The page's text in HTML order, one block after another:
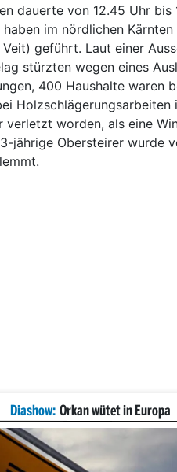
dauerte von 12.45 Uhr bis
im nördlichen
geführt. Laut einer
stürzten wegen eines
400 Haushalte waren
Holzschlägerungsarbeiten
verletzt worden, als eine
jährige Obersteirer wurde
Diashow: Orkan wütet in Europa